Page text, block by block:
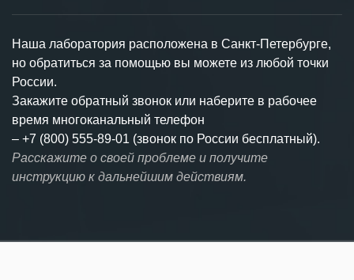
Наша лаборатория расположена в Санкт-Петербурге,
но обратиться за помощью вы можете из любой точки
России.
Закажите обратный звонок или наберите в рабочее
время многоканальный телефон
– +7 (800) 555-89-01 (звонок по России бесплатный).
Расскажите о своей проблеме и получите
инструкцию к дальнейшим действиям.